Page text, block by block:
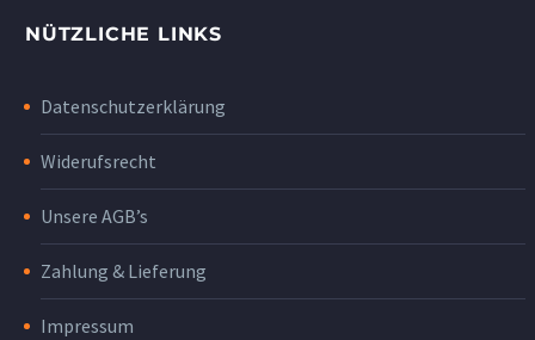
NÜTZLICHE LINKS
Datenschutzerklärung
Widerufsrecht
Unsere AGB’s
Zahlung & Lieferung
Impressum